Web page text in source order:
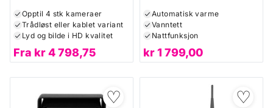
Opptil 4 stk kameraer
Trådløst eller kablet variant
Lyd og bilde i HD kvalitet
Fra kr4 798,75
Automatisk varme
Vanntett
Nattfunksjon
kr1 799,00
♡ ♡